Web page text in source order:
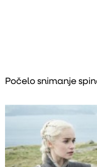
Počelo snimanje